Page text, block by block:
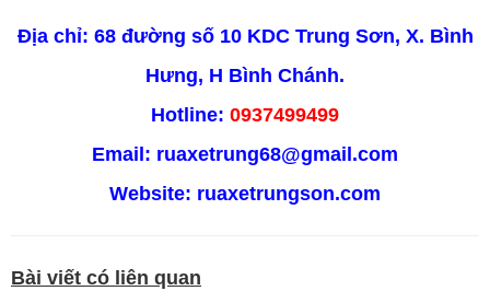
Địa chỉ: 68 đường số 10 KDC Trung Sơn, X. Bình
Hưng, H Bình Chánh.
Hotline: 0937499499
Email: ruaxetrung68@gmail.com
Website: ruaxetrungson.com
Bài viết có liên quan